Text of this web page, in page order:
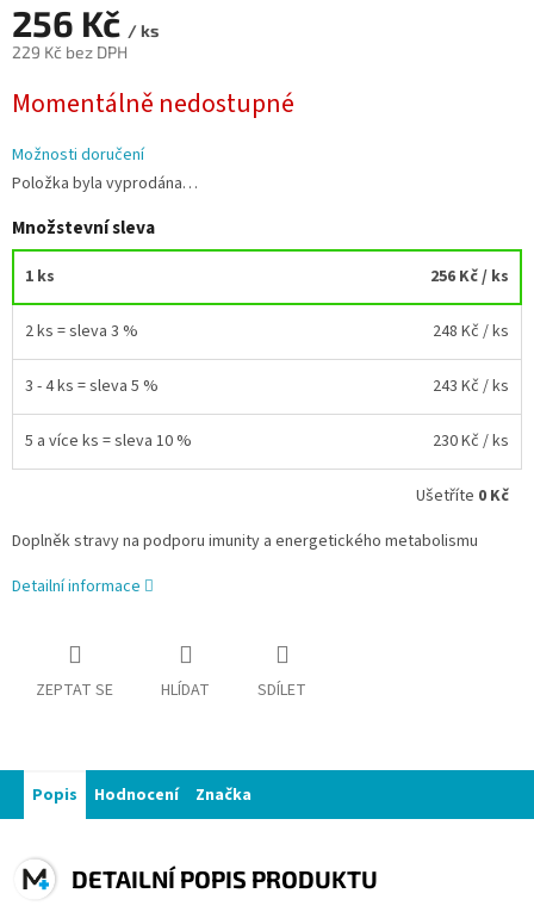
256 Kč / ks
229 Kč bez DPH
cena:
Momentálně nedostupné
Možnosti doručení
Položka byla vyprodána…
Množstevní sleva
1 ks 256 Kč/ ks
2 ks = sleva 3 % 248 Kč / ks
3 - 4 ks = sleva 5 % 243 Kč / ks
5 a více ks = sleva 10 % 230 Kč / ks
Ušetříte 0 Kč
Doplněk stravy na podporu imunity a energetického metabolismu
Detailní informace
ZEPTAT SE HLÍDAT SDÍLET
Popis Hodnocení Značka
DETAILNÍ POPIS PRODUKTU